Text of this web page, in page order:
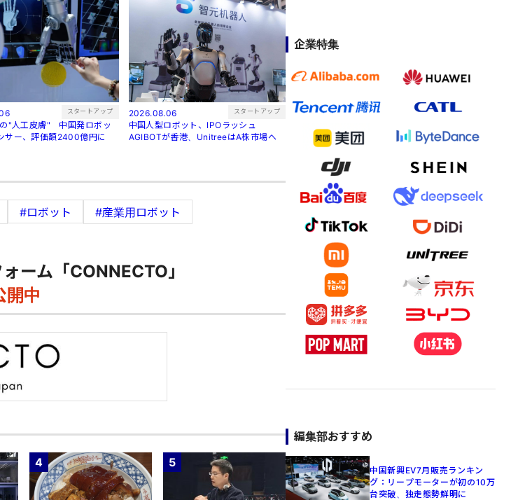
スタートアップ
"人工皮膚" 中国発ロボッ
サー、評価額2400億円に
2026.08.06 スタートアップ
中国人型ロボット、IPOラッシュ
AGIBOTが香港、UnitreeはA株市場へ
#ロボット
#産業用ロボット
ーム「CONNECTO」
開中
4 5
企業特集
編集部おすすめ
中国新興EV7月販売ランキン
グ：リープモーターが初の10万
台突破、独走態勢鮮明に